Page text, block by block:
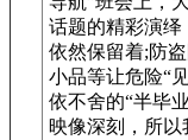
话题的精彩演
依然保留着;防
小品等让危险“
依不舍的“半毕
映像深刻，所以